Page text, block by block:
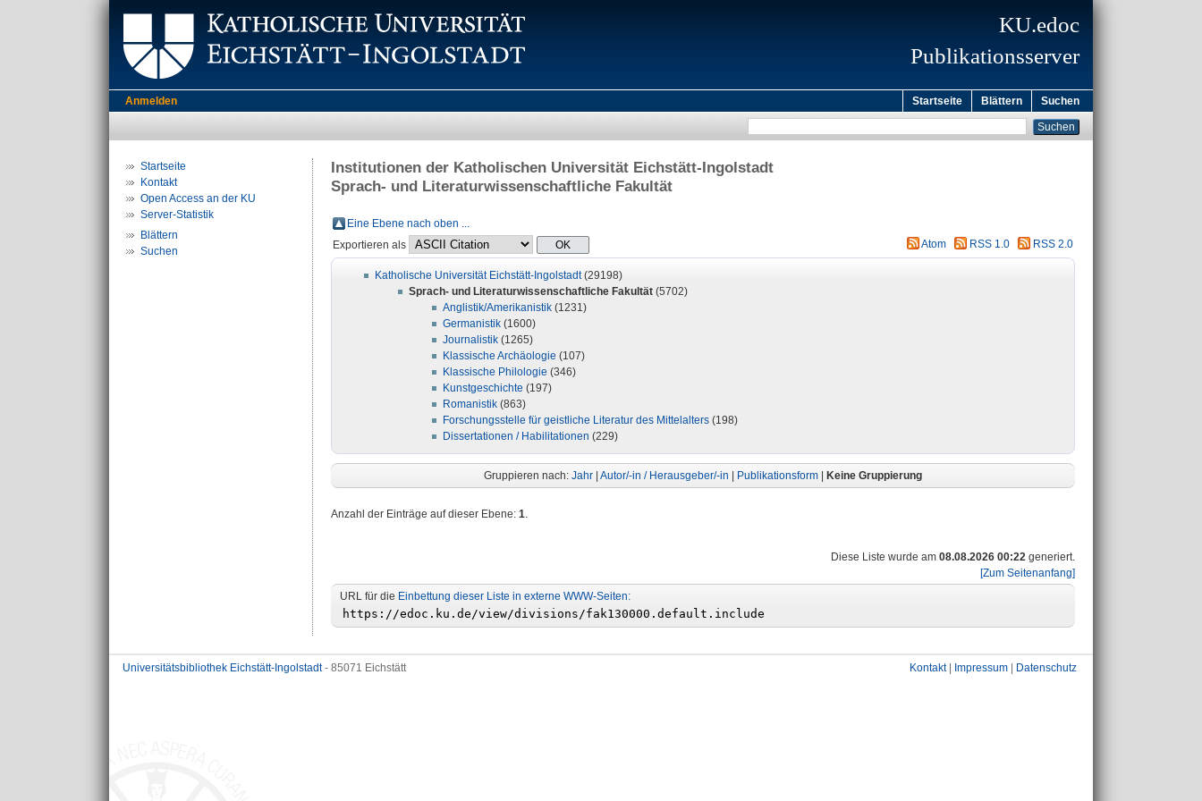
KU.edoc
Publikationsserver
Anmelden Startseite Blättern Suchen
Startseite
Kontakt
Open Access an der KU
Server-Statistik
Blättern
Suchen
Institutionen der Katholischen Universität Eichstätt-Ingolstadt
Sprach- und Literaturwissenschaftliche Fakultät
Eine Ebene nach oben ...
Exportieren als
Atom RSS 1.0 RSS 2.0
Katholische Universität Eichstätt-Ingolstadt(29198)
Sprach- und Literaturwissenschaftliche Fakultät (5702)
Anglistik/Amerikanistik (1231)
Germanistik (1600)
Journalistik (1265)
Klassische Archäologie (107)
Klassische Philologie (346)
Kunstgeschichte (197)
Romanistik (863)
Forschungsstelle für geistliche Literatur des Mittelalters (198)
Dissertationen / Habilitationen (229)
Gruppieren nach: Jahr Autor/-in / Herausgeber/-in Publikationsform Keine Gruppierung
Anzahl der Einträge auf dieser Ebene: 1.
Diese Liste wurde am 08.08.2026 00:22 generiert.
[Zum Seitenanfang]
URL für die Einbettung dieser Liste in externe WWW-Seiten:
Universitätsbibliothek Eichstätt-Ingolstadt- 85071 Eichstätt Kontakt| Impressum Datenschutz